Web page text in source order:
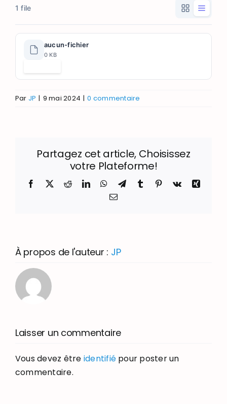
1 file
aucun-fichier
0 KB
Par JP | 9 mai 2024 | 0 commentaire
Partagez cet article, Choisissez
votre Plateforme!
Facebook
X RedditLinkedInWhatsApp
TelegramTumblr Pinterest
Vk
Xing
Email
À propos de l'auteur : JP
Laisser un commentaire
Vous devez être identifié pour poster un
commentaire.